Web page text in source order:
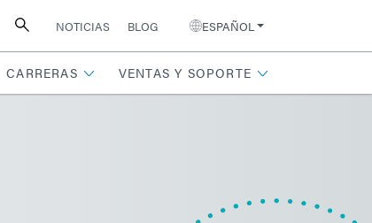
NOTICIAS BLOG ESPAÑOL
CARRERAS VENTAS Y SOPORTE